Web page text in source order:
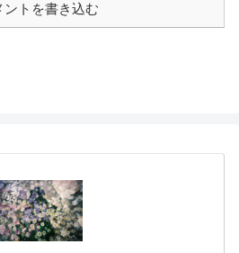
ントを書き込む